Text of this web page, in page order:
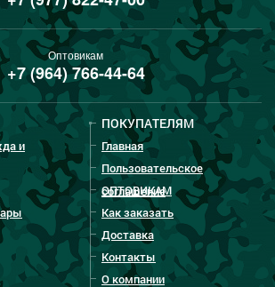
Оптовикам
+7 (964) 766-44-64
и
ПОКУПАТЕЛЯМ
Главная
Пользовательское
соглашение
ОПТОВИКАМ
Как заказать
Доставка
Контакты
О компании